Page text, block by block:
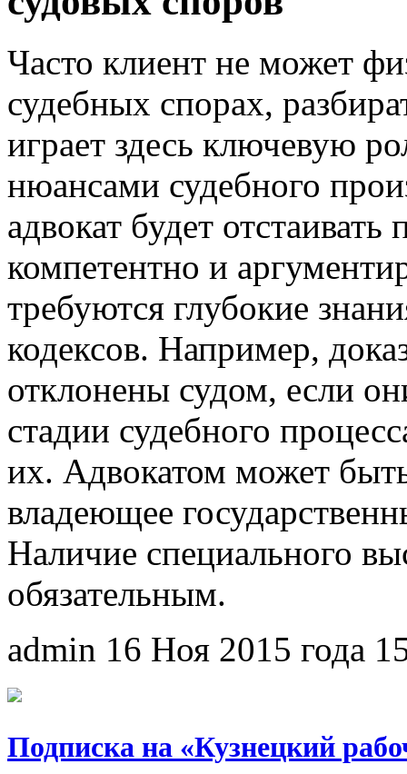
Часто клиент не может
судебных спорах,
играет здесь ключевую
нюансами судебного
адвокат будет
компетентно и
требуются глубокие
кодексов. Например,
отклонены судом, если
стадии судебного
их. Адвокатом может
владеющее
Наличие специального
обязательным.
admin 16 Ноя 2015 года
Подписка на «Кузнецкий